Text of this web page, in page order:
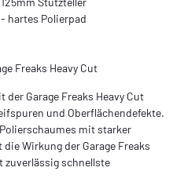
hartes Polierpad
Freaks Heavy Cut
Garage Freaks Heavy Cut
und Oberflächendefekte.
mit starker
Wirkung der Garage Freaks
zuverlässig schnellste